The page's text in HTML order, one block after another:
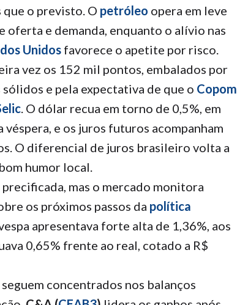
o previsto. O petróleo opera em leve
e demanda, enquanto o alívio nas
Unidosfavorece o apetite por risco.
vez os 152 mil pontos, embalados por
e pela expectativa de que o Copom
. O dólar recua em torno de 0,5%, em
e os juros futuros acompanham
O diferencial de juros brasileiro volta a
humor local.
mas o mercado monitora
os próximos passos da política
apresentava forte alta de 1,36%, aos
0,65% frente ao real, cotado a R$
concentrados nos balanços